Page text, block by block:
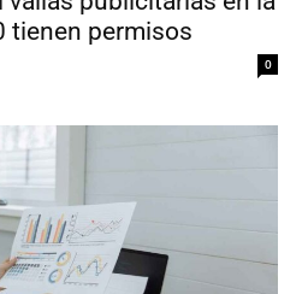
tienen permisos
0